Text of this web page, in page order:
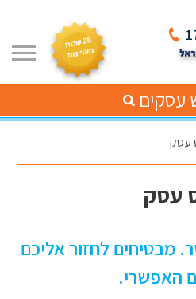
עסקים
עסק
עסק
מבטיחים לחזור אליכם
האפשרי.